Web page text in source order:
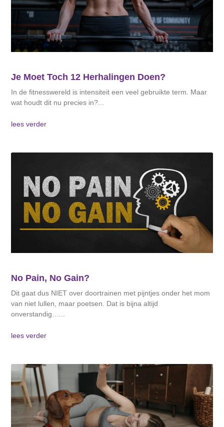
Je Moet Toch 12 Herhalingen Doen?
In de fitnesswereld is intensiteit een veel gebruikte term. Maar
wat houdt dit nu precies in?
lees verder
No Pain, No Gain?
Dit gaat dus NIET over doortrainen met pijntjes onder het mom
van niet lullen, maar poetsen. Dat is bijna altijd
onverstandig…
lees verder